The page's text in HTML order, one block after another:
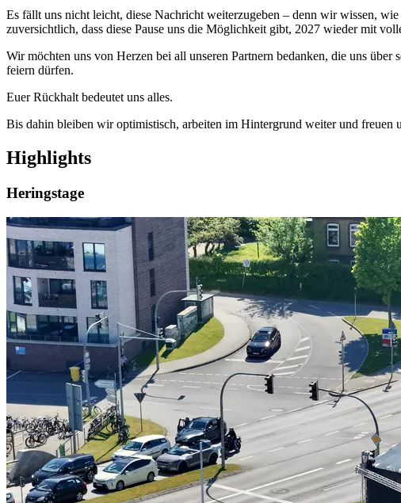
Es fällt uns nicht leicht, diese Nachricht weiterzugeben – denn wir wissen,
zuversichtlich, dass diese Pause uns die Möglichkeit gibt, 2027 wieder mit
Wir möchten uns von Herzen bei all unseren Partnern bedanken, die uns
feiern dürfen.
Euer Rückhalt bedeutet uns alles.
Bis dahin bleiben wir optimistisch, arbeiten im Hintergrund weiter und freuen
Highlights
Heringstage